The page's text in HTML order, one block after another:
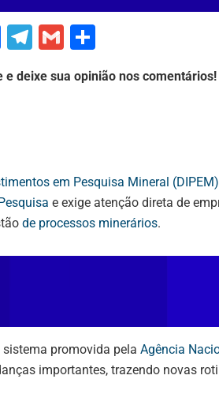
F
c
o
k
T
el
e
G
ai
h
ar
e deixe sua opinião nos
em Pesquisa Mineral (DIPEM)
e exige atenção direta de
de processos minerários.
promovida pela Agência
importantes, trazendo novas